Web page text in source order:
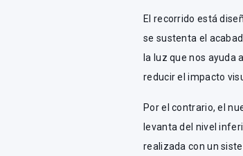
El recorrido está
se sustenta el
la luz que nos ayuda
reducir el impacto
Por el contrario, el
levanta del nivel
realizada con un